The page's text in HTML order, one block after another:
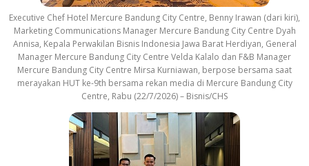
Executive Chef Hotel Mercure Bandung City Centre, Benny Irawan (dari kiri),
Marketing Communications Manager Mercure Bandung City Centre Dyah
Annisa, Kepala Perwakilan Bisnis Indonesia Jawa Barat Herdiyan, General
Manager Mercure Bandung City Centre Velda Kalalo dan F&B Manager
Mercure Bandung City Centre Mirsa Kurniawan, berpose bersama saat
merayakan HUT ke-9th bersama rekan media di Mercure Bandung City
Centre, Rabu (22/7/2026) – Bisnis/CHS